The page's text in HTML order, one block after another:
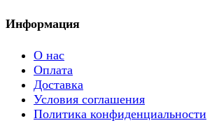
Информация
О нас
Оплата
Доставка
Условия соглашения
Политика конфиденциальности